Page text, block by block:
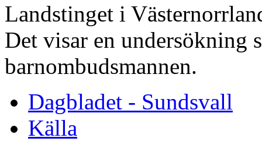
Landstinget i
Det visar en undersökning
barnombudsmannen.
Dagbladet - Sundsvall
Källa